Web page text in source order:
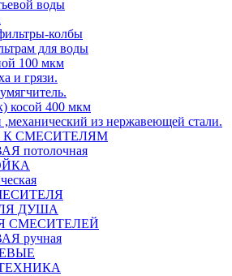
воды
колбы
для воды
100 мкм
и грязи.
косой 400 мкм
,механический из нержавеющей стали.
СМЕСИТЕЛЯМ
потолочная
ДУША
СМЕСИТЕЛЕЙ
ручная